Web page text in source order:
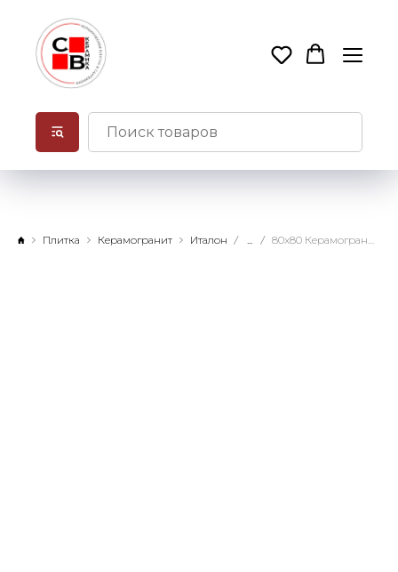
Плитка Керамогранит Италон